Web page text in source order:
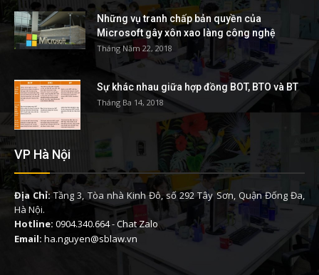
Những vụ tranh chấp bản quyền của
Microsoft gây xôn xao làng công nghệ
Tháng Năm 22, 2018
Sự khác nhau giữa hợp đồng BOT, BTO và BT
Tháng Ba 14, 2018
VP Hà Nội
Địa Chỉ: Tầng 3, Tòa nhà Kinh Đô, số 292 Tây Sơn, Quận Đống Đa,
Hà Nội.
Hotline: 0904.340.664-Chat Zalo
Email: ha.nguyen@sblaw.vn